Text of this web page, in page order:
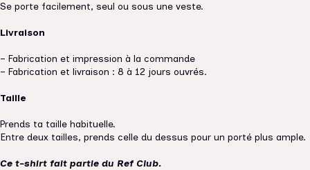
Se porte facilement, seul ou sous une veste.
Livraison
– Fabrication et impression à la commande
– Fabrication et livraison : 8 à 12 jours ouvrés.
Taille
Prends ta taille habituelle.
Entre deux tailles, prends celle du dessus pour un porté plus ample.
Ce t-shirt fait partie du Ref Club.